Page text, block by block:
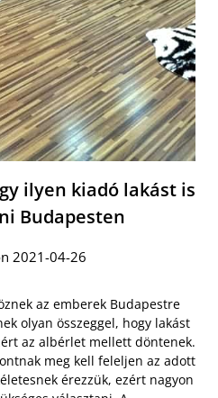
ilyen kiadó lakást is
Budapesten
2021-04-26
az emberek Budapestre
olyan összeggel, hogy lakást
az albérlet mellett döntenek.
meg kell feleljen az adott
érezzük, ezért nagyon